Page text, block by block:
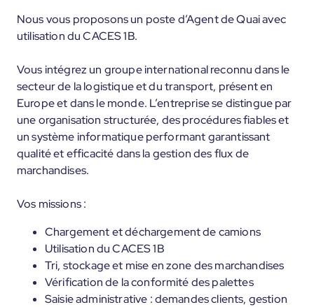
Nous vous proposons un poste d’Agent de Quai avec
utilisation du CACES 1B.
Vous intégrez un groupe international reconnu dans le
secteur de la logistique et du transport, présent en
Europe et dans le monde. L’entreprise se distingue par
une organisation structurée, des procédures fiables et
un système informatique performant garantissant
qualité et efficacité dans la gestion des flux de
marchandises.
Vos missions :
Chargement et déchargement de camions
Utilisation du CACES 1B
Tri, stockage et mise en zone des marchandises
Vérification de la conformité des palettes
Saisie administrative : demandes clients, gestion